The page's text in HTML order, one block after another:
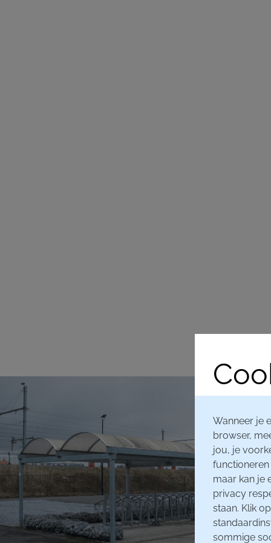
Wanneer je
browser,
jou, je
maar kan je
privacy
staan. Klik
sommige